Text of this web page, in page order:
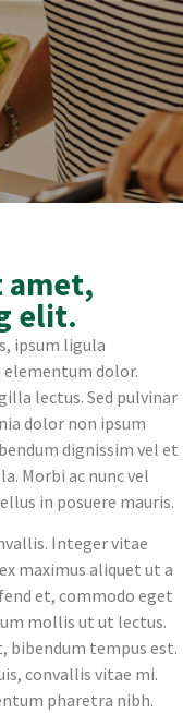
amet,
elit.
ipsum ligula
elementum dolor.
lectus. Sed pulvinar
dolor non ipsum
dignissim vel et
Morbi ac nunc vel
in posuere mauris.
Integer vitae
maximus aliquet ut a
et, commodo eget
mollis ut ut lectus.
bibendum tempus est.
convallis vitae mi.
pharetra nibh.